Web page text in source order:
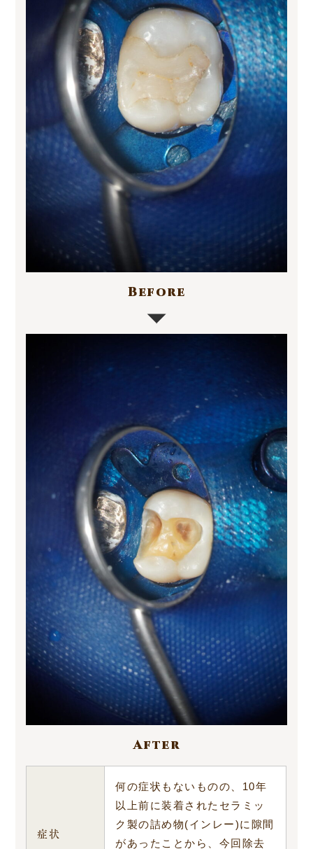
Before
After
症状
何の症状もないものの、10年
以上前に装着されたセラミッ
ク製の詰め物(インレー)に隙間
があったことから、今回除去